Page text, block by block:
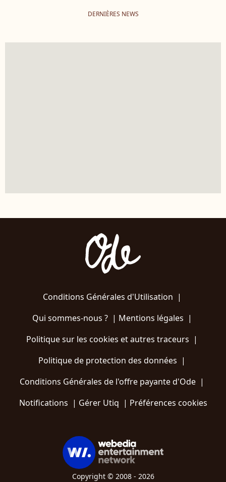
DERNIÈRES NEWS
Conditions Générales d'Utilisation |
Qui sommes-nous ?| Mentions légales |
Politique sur les cookies et autres traceurs |
Politique de protection des données |
Conditions Générales de l'offre payante d'Ode |
Notifications | Gérer Utiq | Préférences cookies
Copyright © 2008 - 2026